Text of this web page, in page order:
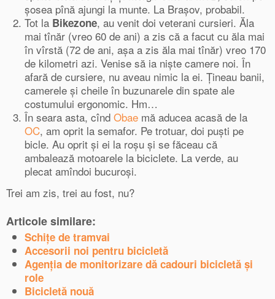
şosea pînă ajungi la munte. La Braşov, probabil.
Tot la Bikezone, au venit doi veterani cursieri. Ăla
mai tînăr (vreo 60 de ani) a zis că a facut cu ăla mai
în vîrstă (72 de ani, aşa a zis ăla mai tînăr) vreo 170
de kilometri azi. Venise să ia nişte camere noi. În
afară de cursiere, nu aveau nimic la ei. Ţineau banii,
camerele şi cheile în buzunarele din spate ale
costumului ergonomic. Hm…
În seara asta, cînd Obae mă aducea acasă de la
OC, am oprit la semafor. Pe trotuar, doi puşti pe
bicle. Au oprit şi ei la roşu şi se făceau că
ambalează motoarele la biciclete. La verde, au
plecat amîndoi bucuroşi.
Trei am zis, trei au fost, nu?
Articole similare:
Schițe de tramvai
Accesorii noi pentru bicicletă
Agenţia de monitorizare dă cadouri bicicletă şi
role
Bicicletă nouă